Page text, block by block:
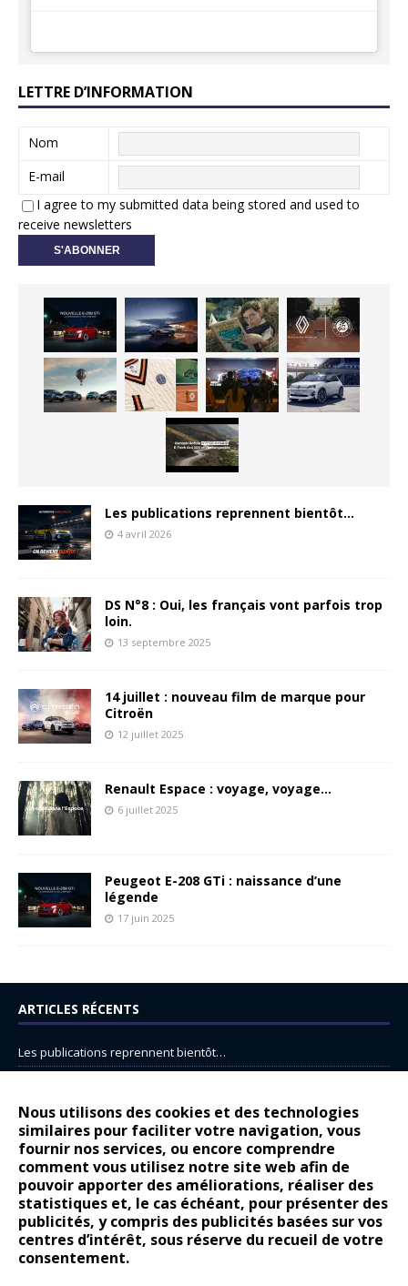
Nous utilisons des cookies et des technologies
similaires pour faciliter votre navigation, vous
fournir nos services, ou encore comprendre
comment vous utilisez notre site web afin de
pouvoir apporter des améliorations, réaliser des
statistiques et, le cas échéant, pour présenter des
publicités, y compris des publicités basées sur vos
centres d’intérêt, sous réserve du recueil de votre
consentement.
LETTRE D’INFORMATION
Nom
E-mail
I agree to my submitted data being stored and used to
receive newsletters
Les publications reprennent bientôt…
4 avril 2026
DS N°8 : Oui, les français vont parfois trop
loin.
13 septembre 2025
14 juillet : nouveau film de marque pour
Citroën
12 juillet 2025
Renault Espace : voyage, voyage…
6 juillet 2025
Peugeot E-208 GTi : naissance d’une
légende
17 juin 2025
ARTICLES RÉCENTS
Les publications reprennent bientôt…
14 juillet : nouveau film de marque pour Citroën
Renault Espace : voyage, voyage…
Peugeot E-208 GTi : naissance d’une légende
COMMENTAIRES RÉCENTS
Bernard DardartdansDacia Sandero : pour les gens vrais